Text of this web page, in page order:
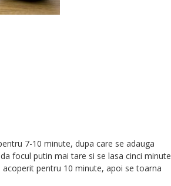
7-10 minute, dupa care se adauga
focul putin mai tare si se lasa cinci minute
pentru 10 minute, apoi se toarna